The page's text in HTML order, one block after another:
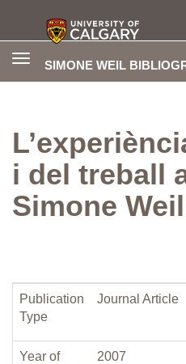
SIMONE WEIL
Toggle
i del treball
Simone Weil
Publication
Type
Journal Article
Year of
2007